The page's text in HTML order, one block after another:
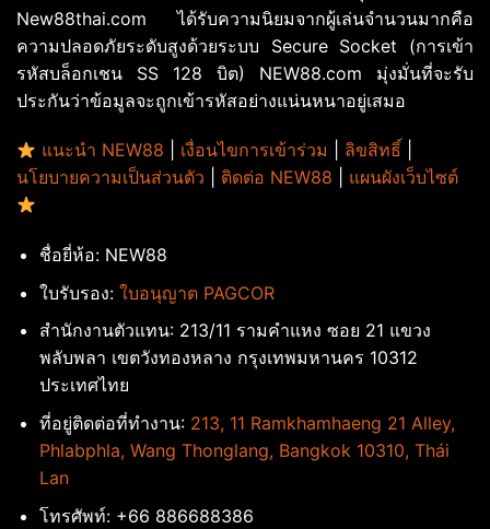
New88thai.com ได้รับความนิยมจากผู้เล่นจำนวนมากคือ
ความปลอดภัยระดับสูงด้วยระบบ Secure Socket (การเข้า
รหัสบล็อกเชน SS 128 บิต) NEW88.com มุ่งมั่นที่จะรับ
ประกันว่าข้อมูลจะถูกเข้ารหัสอย่างแน่นหนาอยู่เสมอ
แนะนำ NEW88 เงื่อนไขการเข้าร่วม ลิขสิทธิ์
นโยบายความเป็นส่วนตัว
ติดต่อ NEW88 แผนผังเว็บไซต์
ชื่อยี่ห้อ: NEW88
ใบรับรอง: ใบอนุญาต PAGCOR
สำนักงานตัวแทน: 213/11 รามคำแหง ซอย 21 แขวง
พลับพลา เขตวังทองหลาง กรุงเทพมหานคร 10312
ประเทศไทย
ที่อยู่ติดต่อที่ทำงาน: 213, 11 Ramkhamhaeng 21 Alley,
Phlabphla, Wang Thonglang, Bangkok 10310, Thái
Lan
โทรศัพท์: +66 886688386